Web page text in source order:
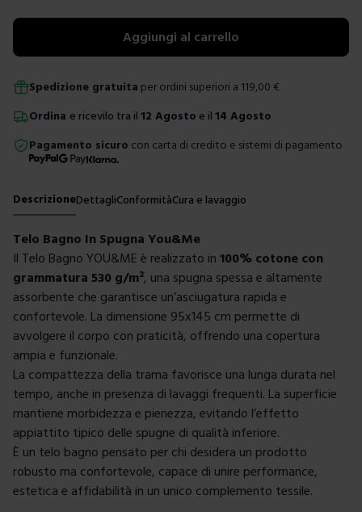
Aggiungi al carrello
Spedizione gratuita per ordini superiori a 119,00 €
Ordina e ricevilo tra il 12 Agosto e il 14 Agosto
Pagamento sicuro con carta di credito e sistemi di pagamento
DescrizioneDettagliConformitàCura e lavaggio
Telo Bagno In Spugna You&Me
Il Telo Bagno YOU&ME è realizzato in 100% cotone con
grammatura 530 g/m², una spugna spessa e altamente
assorbente che garantisce un’asciugatura rapida e
confortevole. La dimensione 95x145 cm permette di
avvolgere il corpo con praticità, offrendo una copertura
ampia e funzionale.
La compattezza della trama favorisce una lunga durata nel
tempo, anche in presenza di lavaggi frequenti. La superficie
mantiene morbidezza e pienezza, evitando l’effetto
appiattito tipico delle spugne di qualità inferiore.
È un telo bagno pensato per chi desidera un prodotto
robusto ma confortevole, capace di unire performance,
estetica e affidabilità in un unico complemento tessile.